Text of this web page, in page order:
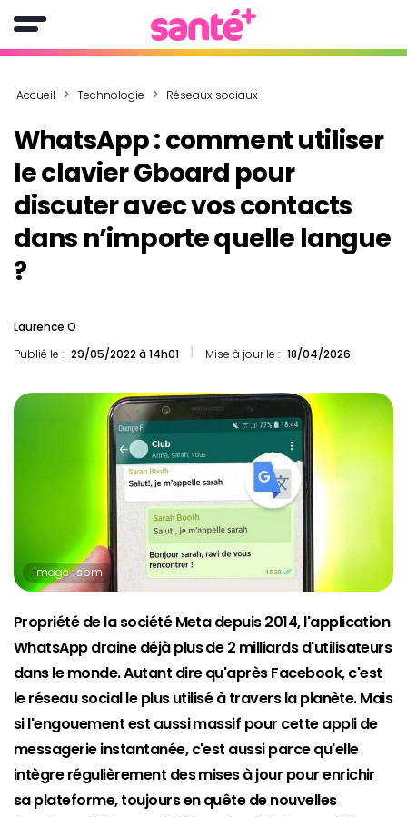
Accueil Technologie Réseaux sociaux
WhatsApp : comment utiliser
le clavier Gboard pour
discuter avec vos contacts
dans n’importe quelle langue
?
Laurence O
Publié le : 29/05/2022 à 14h01 Mise à jour le : 18/04/2026
Image : spm
Propriété de la société Meta depuis 2014, l'application
WhatsApp draine déjà plus de 2 milliards d'utilisateurs
dans le monde. Autant dire qu'après Facebook, c'est
le réseau social le plus utilisé à travers la planète. Mais
si l'engouement est aussi massif pour cette appli de
messagerie instantanée, c'est aussi parce qu'elle
intègre régulièrement des mises à jour pour enrichir
sa plateforme, toujours en quête de nouvelles